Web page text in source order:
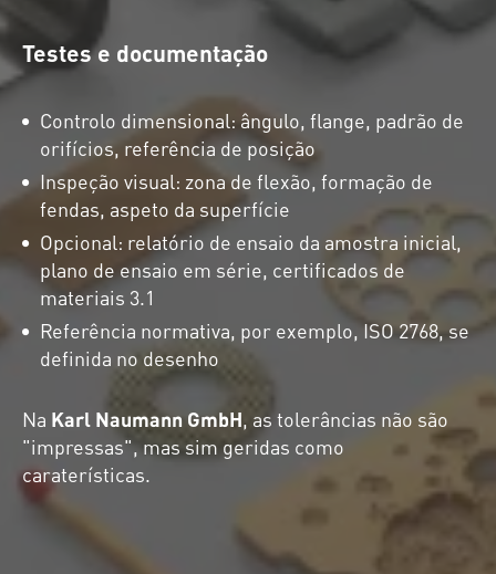
Testes e documentação
Controlo dimensional: ângulo, flange, padrão de
orifícios, referência de posição
Inspeção visual: zona de flexão, formação de
fendas, aspeto da superfície
Opcional: relatório de ensaio da amostra inicial,
plano de ensaio em série, certificados de
materiais 3.1
Referência normativa, por exemplo, ISO 2768, se
definida no desenho
Na Karl Naumann GmbH, as tolerâncias não são
"impressas", mas sim geridas como
caraterísticas.